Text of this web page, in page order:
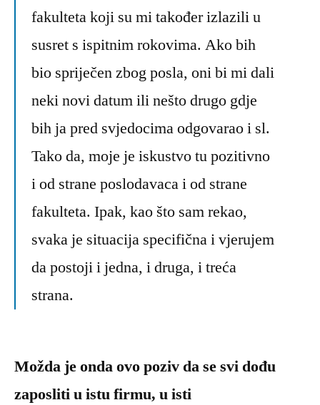
fakulteta koji su mi također izlazili u
susret s ispitnim rokovima. Ako bih
bio spriječen zbog posla, oni bi mi dali
neki novi datum ili nešto drugo gdje
bih ja pred svjedocima odgovarao i sl.
Tako da, moje je iskustvo tu pozitivno
i od strane poslodavaca i od strane
fakulteta. Ipak, kao što sam rekao,
svaka je situacija specifična i vjerujem
da postoji i jedna, i druga, i treća
strana.
Možda je onda ovo poziv da se svi dođu
zaposliti u istu firmu, u isti